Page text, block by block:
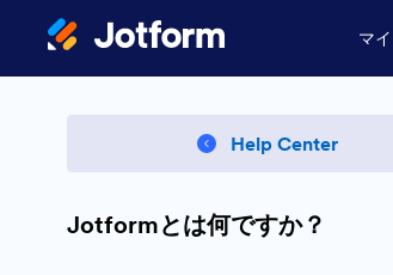
マ
Help Center
Jotformとは何ですか？